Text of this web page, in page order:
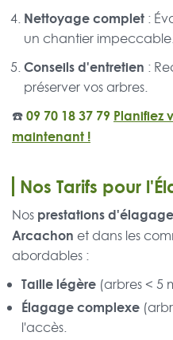
Nettoyage complet :
un chantier
Conseils d'entretien :
préserver vos arbres.
☎️09 70 18 37 79 Planifiez
maintenant !
Nos Tarifs pour
Nos prestations
Arcachon et dans les
abordables :
Taille légère (arbres < 5
Élagage complexe
l'accès.